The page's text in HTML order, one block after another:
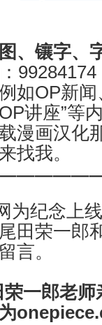
、镶字、
如OP新
讲座”等
漫画汉化
找我。
为纪念上
田荣一郎
言。
一郎老